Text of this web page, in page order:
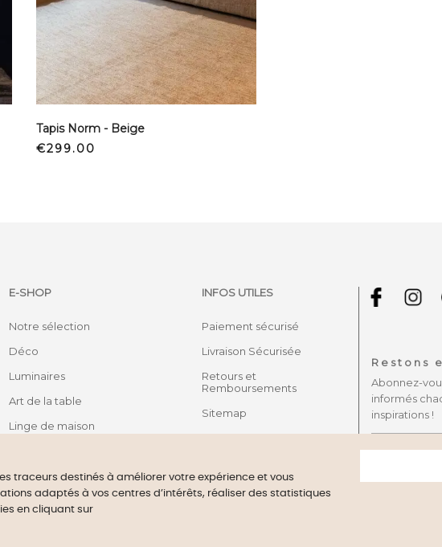
Tapis Norm - Beige
Price
€299.00
E-SHOP
Notre sélection
Déco
Luminaires
Art de la table
Linge de maison
INFOS UTILES
Paiement sécurisé
Livraison Sécurisée
Retours et
Remboursements
Sitemap
Restons
Abonnez-
informés
inspirations !
Merchant approved by Guaranteed Reviews Company,
traceurs destinés à améliorer votre expérience et vous
adaptés à vos centres d’intérêts, réaliser des statistiques
en cliquant sur